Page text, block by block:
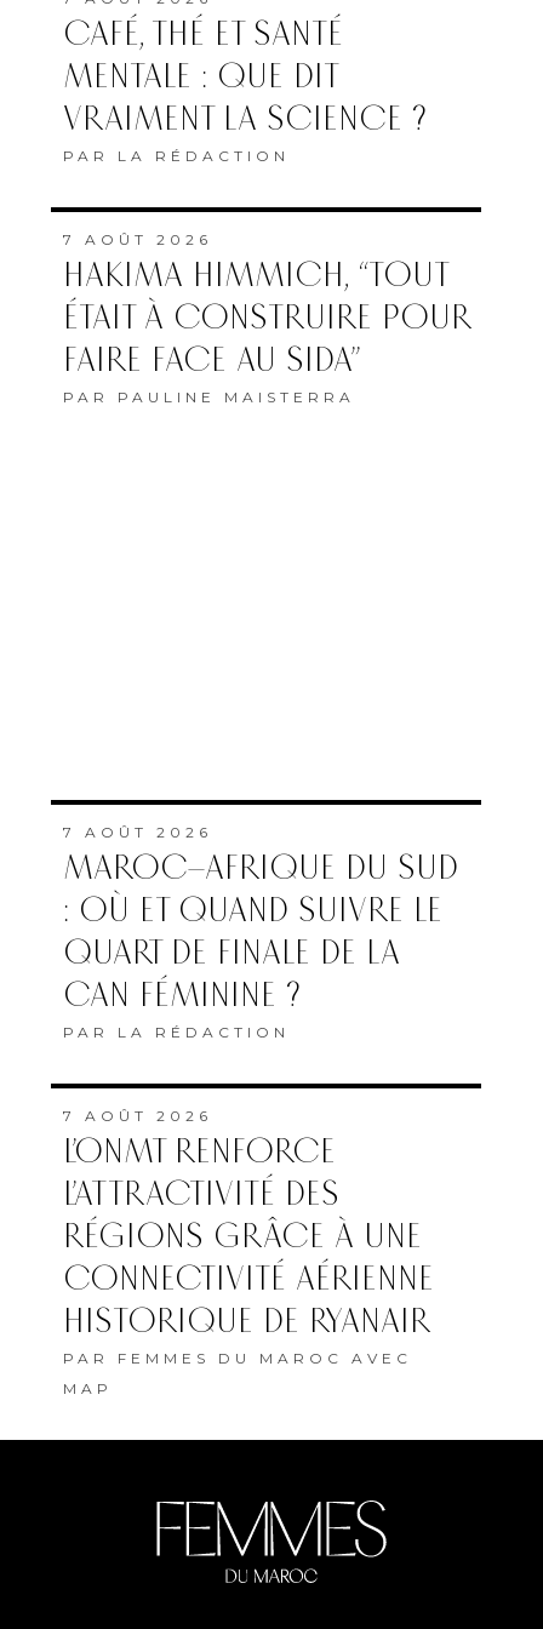
CAFÉ, THÉ ET SANTÉ
MENTALE : QUE DIT
VRAIMENT LA SCIENCE ?
PAR LA RÉDACTION
7 AOÛT 2026
HAKIMA HIMMICH, “TOUT
ÉTAIT À CONSTRUIRE POUR
FAIRE FACE AU SIDA”
PAR PAULINE MAISTERRA
7 AOÛT 2026
MAROC–AFRIQUE DU SUD
: OÙ ET QUAND SUIVRE LE
QUART DE FINALE DE LA
CAN FÉMININE ?
PAR LA RÉDACTION
7 AOÛT 2026
L’ONMT RENFORCE
L’ATTRACTIVITÉ DES
RÉGIONS GRÂCE À UNE
CONNECTIVITÉ AÉRIENNE
HISTORIQUE DE RYANAIR
PAR FEMMES DU MAROC AVEC
MAP